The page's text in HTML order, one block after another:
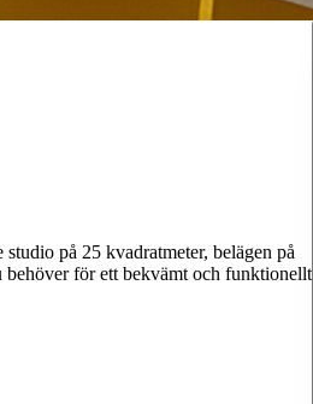
på 25 kvadratmeter, belägen på
behöver för ett bekvämt och funktionellt